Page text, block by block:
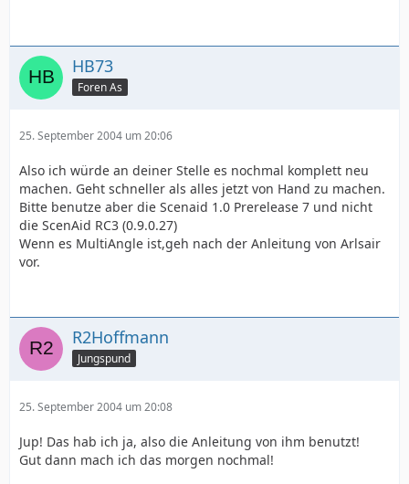
HB73
Foren As
25. September 2004 um 20:06
Also ich würde an deiner Stelle es nochmal komplett neu
machen. Geht schneller als alles jetzt von Hand zu machen.
Bitte benutze aber die Scenaid 1.0 Prerelease 7 und nicht
die ScenAid RC3 (0.9.0.27)
Wenn es MultiAngle ist,geh nach der Anleitung von Arlsair
vor.
R2Hoffmann
Jungspund
25. September 2004 um 20:08
Jup! Das hab ich ja, also die Anleitung von ihm benutzt!
Gut dann mach ich das morgen nochmal!